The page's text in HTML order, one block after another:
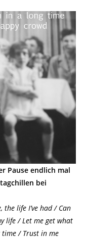
Pause endlich mal
bei
the life I’ve had / Can
life / Let me get what
/ Trust in me